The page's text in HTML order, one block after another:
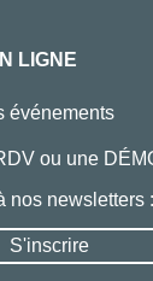
LIGNE
événements
ou une
nos newsletters :
S'inscrire